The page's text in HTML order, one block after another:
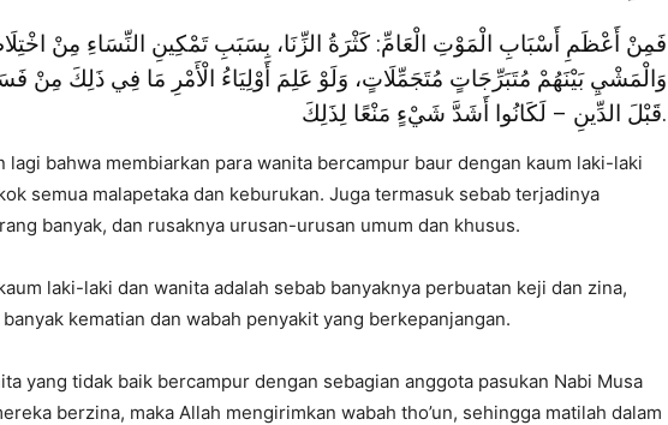
فَمِنْ أَعْظَمِ أَسْبَابِ الْمَوْتِ الْعَامِّ: كَثْرَةُ الزِّنَا، بِسَبَبِ تَمْكِينِ النِّسَاءِ مِنْ
وَالْمَشْيِ بَيْنَهُمْ مُتَبَرِّجَاتٍ مُتَجَمِّلَاتٍ، وَلَوْ عَلِمَ أَوْلِيَاءُ الْأَمْرِ مَا فِي ذَلِكَ مِنْ
قَبْلَ الدِّينِ – لَكَانُوا أَشَدَّ شَيْءٍ مَنْعًا لِذَلِكَ.
lagi bahwa membiarkan para wanita bercampur baur dengan kaum laki-laki
semua malapetaka dan keburukan. Juga termasuk sebab terjadinya
banyak, dan rusaknya urusan-urusan umum dan khusus.
laki-laki dan wanita adalah sebab banyaknya perbuatan keji dan zina,
kematian dan wabah penyakit yang berkepanjangan.
yang tidak baik bercampur dengan sebagian anggota pasukan Nabi Musa
berzina, maka Allah mengirimkan wabah tho’un, sehingga matilah dalam